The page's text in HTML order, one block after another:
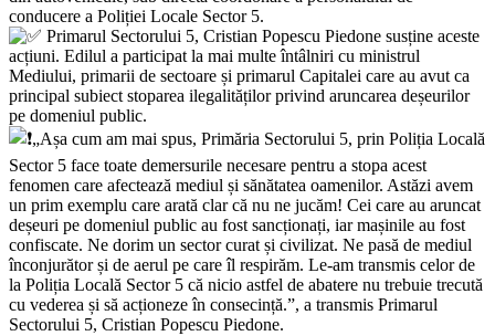
conducere a Poliției Locale Sector 5.
Primarul Sectorului 5, Cristian Popescu Piedone susține aceste
acțiuni. Edilul a participat la mai multe întâlniri cu ministrul
Mediului, primarii de sectoare și primarul Capitalei care au avut ca
principal subiect stoparea ilegalităților privind aruncarea deșeurilor
pe domeniul public.
„Așa cum am mai spus, Primăria Sectorului 5, prin Poliția Locală
Sector 5 face toate demersurile necesare pentru a stopa acest
fenomen care afectează mediul și sănătatea oamenilor. Astăzi avem
un prim exemplu care arată clar că nu ne jucăm! Cei care au aruncat
deșeuri pe domeniul public au fost sancționați, iar mașinile au fost
confiscate. Ne dorim un sector curat și civilizat. Ne pasă de mediul
înconjurător și de aerul pe care îl respirăm. Le-am transmis celor de
la Poliția Locală Sector 5 că nicio astfel de abatere nu trebuie trecută
cu vederea și să acționeze în consecință.”, a transmis Primarul
Sectorului 5, Cristian Popescu Piedone.